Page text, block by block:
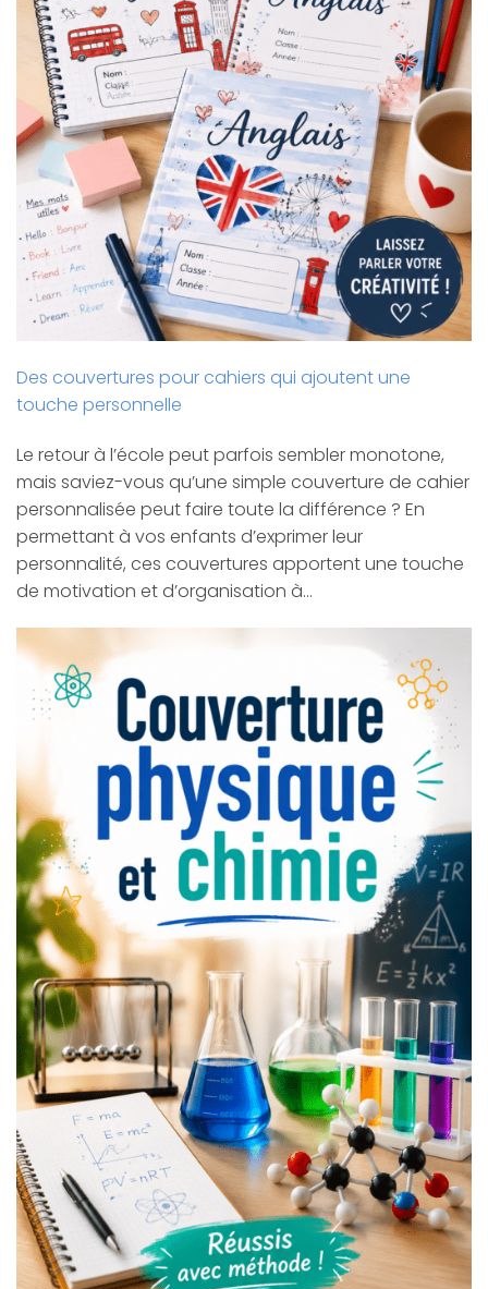
Des couvertures pour cahiers qui ajoutent une
touche personnelle
Le retour à l’école peut parfois sembler monotone,
mais saviez-vous qu’une simple couverture de cahier
personnalisée peut faire toute la différence ? En
permettant à vos enfants d’exprimer leur
personnalité, ces couvertures apportent une touche
de motivation et d’organisation à…